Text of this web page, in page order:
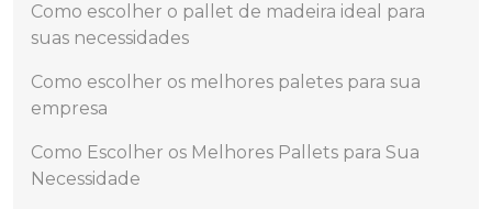
Como escolher o pallet de madeira ideal para
suas necessidades
Como escolher os melhores paletes para sua
empresa
Como Escolher os Melhores Pallets para Sua
Necessidade